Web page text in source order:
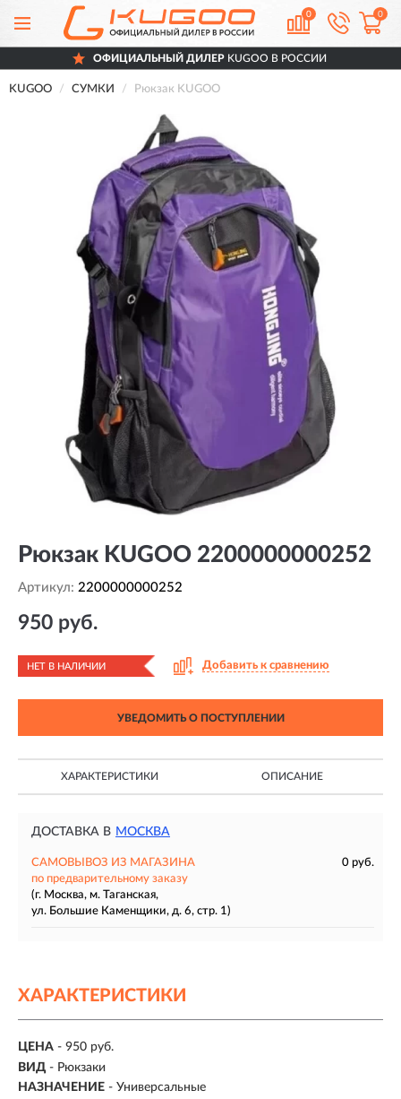
0 0
ОФИЦИАЛЬНЫЙ ДИЛЕР KUGOO В РОССИИ
KUGOO СУМКИ Рюкзак KUGOO
Рюкзак KUGOO 2200000000252
Артикул: 2200000000252
950 руб.
НЕТ В НАЛИЧИИ Добавить к сравнению
УВЕДОМИТЬ О ПОСТУПЛЕНИИ
ХАРАКТЕРИСТИКИ ОПИСАНИЕ
ДОСТАВКА В МОСКВА
САМОВЫВОЗ ИЗ МАГАЗИНА
0 руб.
по предварительному заказу
(г. Москва, м. Таганская,
ул. Большие Каменщики, д. 6, стр. 1)
ХАРАКТЕРИСТИКИ
ЦЕНА - 950 руб.
ВИД - Рюкзаки
НАЗНАЧЕНИЕ - Универсальные